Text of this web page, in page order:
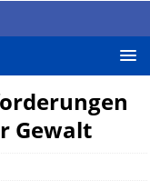
Gewalt